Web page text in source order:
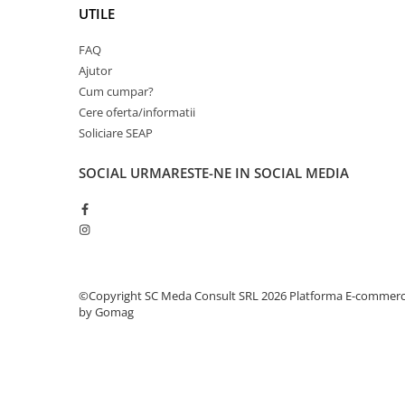
videoconferinta
Alte periferice
Accesorii PC
Access Point-uri
Cabluri retea
Sisteme Mesh WiFi
Conectori & mufe retea
Rack-uri & accesorii rack
UTILE
FAQ
Ajutor
Cum cumpar?
Cere oferta/informatii
Soliciare SEAP
SOCIAL URMARESTE-NE IN SOCIAL MEDIA
©Copyright SC Meda Consult SRL 2026 Platforma E-
by Gomag